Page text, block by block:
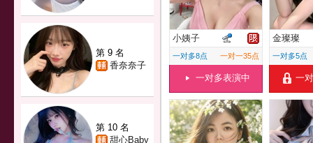
第 9 名
香奈奈子
第 10 名
甜心Baby
小姨子
一对多8点 一对一35点
一对多表演中
金璨璨
一对多5点
一